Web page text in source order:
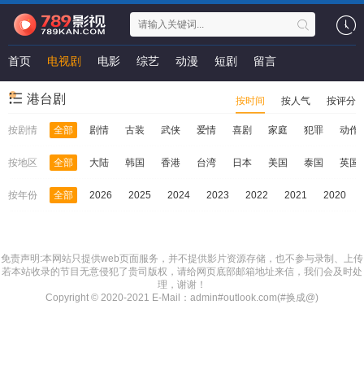
首页 电视剧 电影 综艺 动漫 短剧 留言
港台剧 按时间 按人气 按评分
按剧情 全部 剧情 古装 武侠 爱情 喜剧 家庭 犯罪 动作
按地区 全部 大陆 韩国 香港 台湾 日本 美国 泰国 英国
按年份 全部 2026 2025 2024 2023 2022 2021 2020
免责声明:本网站只提供web页面服务，并不提供影片资源存储，也不参与录制、上传
若本站收录的节目无意侵犯了贵司版权，请给网页底部邮箱地址来信，我们会及时处
理，谢谢！
Copyright © 2020-2021 E-Mail：admin#outlook.com(#换成@)